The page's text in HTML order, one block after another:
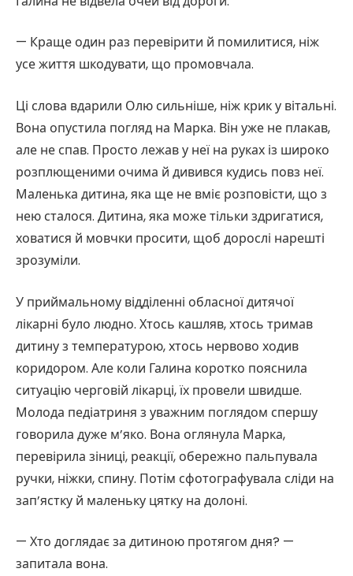
— Краще один раз перевірити й помилитися, ніж
усе життя шкодувати, що промовчала.
Ці слова вдарили Олю сильніше, ніж крик у вітальні.
Вона опустила погляд на Марка. Він уже не плакав,
але не спав. Просто лежав у неї на руках із широко
розплющеними очима й дивився кудись повз неї.
Маленька дитина, яка ще не вміє розповісти, що з
нею сталося. Дитина, яка може тільки здригатися,
ховатися й мовчки просити, щоб дорослі нарешті
зрозуміли.
У приймальному відділенні обласної дитячої
лікарні було людно. Хтось кашляв, хтось тримав
дитину з температурою, хтось нервово ходив
коридором. Але коли Галина коротко пояснила
ситуацію черговій лікарці, їх провели швидше.
Молода педіатриня з уважним поглядом спершу
говорила дуже м’яко. Вона оглянула Марка,
перевірила зіниці, реакції, обережно пальпувала
ручки, ніжки, спину. Потім сфотографувала сліди на
зап’ястку й маленьку цятку на долоні.
— Хто доглядає за дитиною протягом дня? —
запитала вона.